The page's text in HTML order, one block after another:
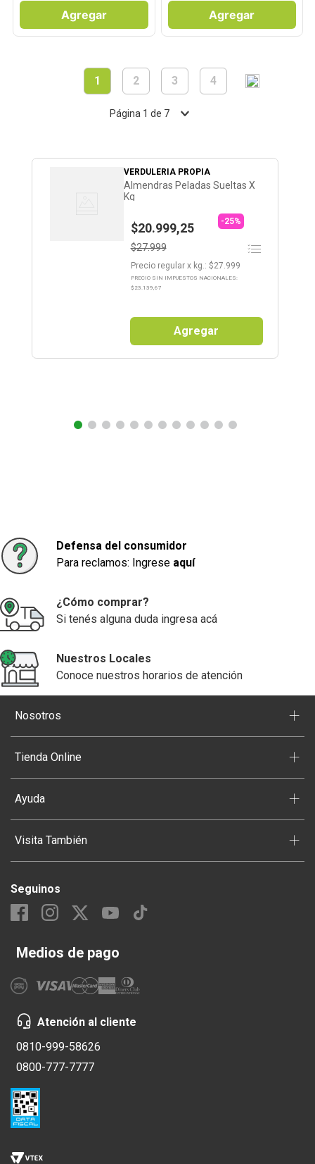
Agregar Agregar
1 2 3 4
Página 1 de 7
VERDULERIA PROPIA
Almendras Peladas Sueltas X
Kg
$20.999,25 -25%
$27.999
Precio regularx kg.: $27.999
PRECIO SIN IMPUESTOS NACIONALES:
$ 23.139,67
Agregar
Defensa del consumidor
Para reclamos: Ingrese aquí
¿Cómo comprar?
Si tenés alguna duda ingresa acá
Nuestros Locales
Conoce nuestros horarios de atención
Nosotros +
Tienda Online +
Ayuda +
Visita También +
Seguinos
Medios de pago
Atención al cliente
0810-999-58626
0800-777-7777